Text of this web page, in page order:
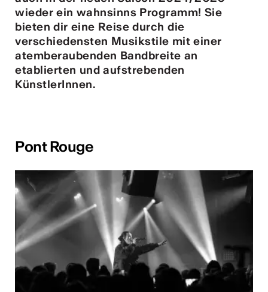
...
wieder ein wahnsinns Programm! Sie
bieten dir eine Reise durch die
verschiedensten Musikstile mit einer
atemberaubenden Bandbreite an
etablierten und aufstrebenden
KünstlerInnen.
Pont Rouge